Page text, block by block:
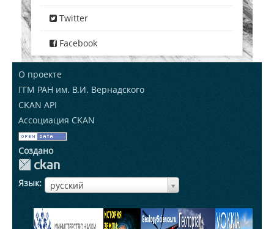
Twitter
Facebook
О проекте
ГГМ РАН им. В.И. Вернадского
CKAN API
Ассоциация CKAN
Создано
Язык русский
ЯзыкЯзык